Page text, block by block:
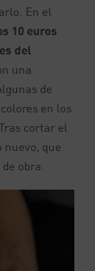
En el
10 euros
del
una
de
en los
cortar el
que
obra.